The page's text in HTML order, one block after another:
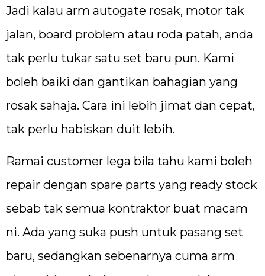
Jadi kalau arm autogate rosak, motor tak
jalan, board problem atau roda patah, anda
tak perlu tukar satu set baru pun. Kami
boleh baiki dan gantikan bahagian yang
rosak sahaja. Cara ini lebih jimat dan cepat,
tak perlu habiskan duit lebih.
Ramai customer lega bila tahu kami boleh
repair dengan spare parts yang ready stock
sebab tak semua kontraktor buat macam
ni. Ada yang suka push untuk pasang set
baru, sedangkan sebenarnya cuma arm